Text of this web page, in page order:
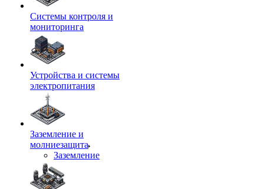
Системы контроля и
мониторинга
Устройства и системы
электропитания
Заземление и
молниезащита
Заземление